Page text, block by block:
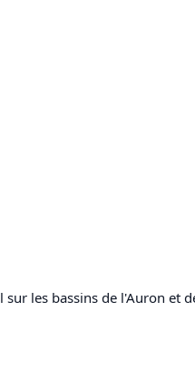
les bassins de l'Auron et